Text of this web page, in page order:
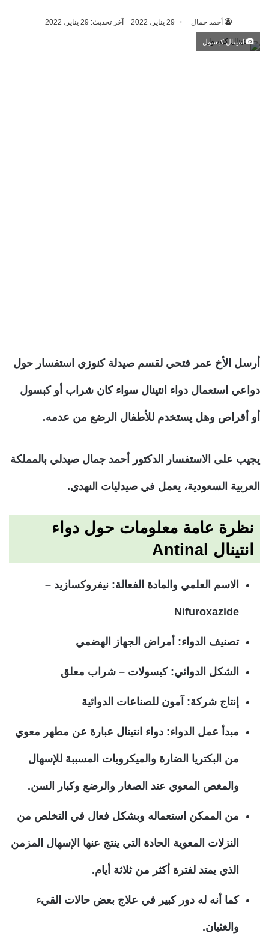
أحمد جمال 29 يناير، 2022 آخر تحديث: 29 يناير، 2022
انتينال كبسول
أرسل الأخ عمر فتحي لقسم صيدلة كنوزي استفسار حول
دواعي استعمال دواء انتينال سواء كان شراب أو كبسول
أو أقراص وهل يستخدم للأطفال الرضع من عدمه.
يجيب على الاستفسار الدكتور أحمد جمال صيدلي بالمملكة
العربية السعودية، يعمل في صيدليات النهدي.
نظرة عامة معلومات حول دواء
انتينال Antinal
الاسم العلمي والمادة الفعالة: نيفروكسازيد –
Nifuroxazide
تصنيف الدواء: أمراض الجهاز الهضمي
الشكل الدوائي: كبسولات – شراب معلق
إنتاج شركة: آمون للصناعات الدوائية
مبدأ عمل الدواء: دواء انتينال عبارة عن مطهر معوي
من البكتريا الضارة والميكروبات المسببة للإسهال
والمغص المعوي عند الصغار والرضع وكبار السن.
من الممكن استعماله وبشكل فعال في التخلص من
النزلات المعوية الحادة التي ينتج عنها الإسهال المزمن
الذي يمتد لفترة أكثر من ثلاثة أيام.
كما أنه له دور كبير في علاج بعض حالات القيء
والغثيان.